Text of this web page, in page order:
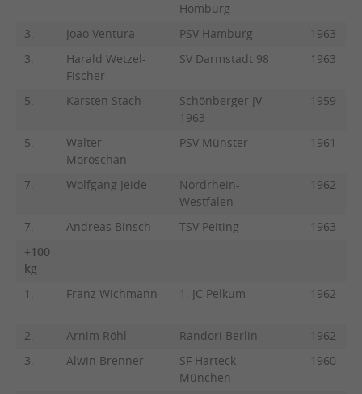
Homburg
3. Joao Ventura PSV Hamburg
1963
3.
Harald Wetzel-
Fischer
SV Darmstadt 98 1963
5. Karsten Stach
Schönberger JV
1963
1959
5.
Walter
Moroschan
PSV Münster 1961
7. Wolfgang Jeide
Nordrhein-
Westfalen
1962
7. Andreas Binsch TSV Peiting
1963
+100
kg
1.
Franz Wichmann 1. JC Pelkum 1962
2. Arnim Röhl Randori Berlin
1962
3.
Alwin Brenner
SF Harteck
München
1960